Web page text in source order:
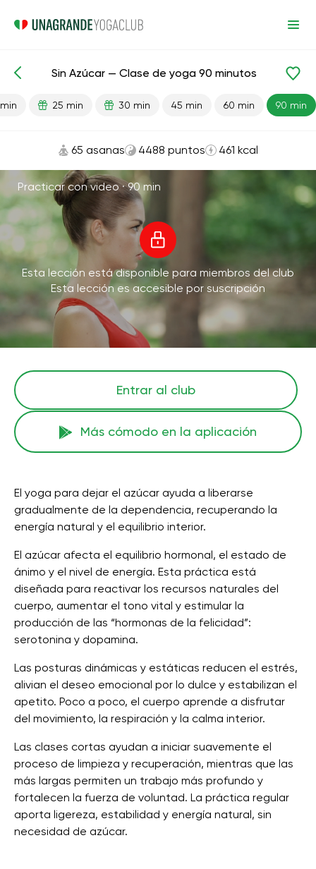
Lecciones preparadas Hábitos
Sin Azúcar — Clase de yoga 90 minutos
25 min 30 min 45 min 60 min 90 min
65 asanas 4488 puntos 461 kcal
Practicar con video ·90 min
Esta lección está disponible para miembros del club
Esta lección es accesible por suscripción
Entrar al club
Más cómodo en la aplicación
El yoga para dejar el azúcar ayuda a liberarse
gradualmente de la dependencia, recuperando la
energía natural y el equilibrio interior.
El azúcar afecta el equilibrio hormonal, el estado de
ánimo y el nivel de energía. Esta práctica está
diseñada para reactivar los recursos naturales del
cuerpo, aumentar el tono vital y estimular la
producción de las “hormonas de la felicidad”:
serotonina y dopamina.
Las posturas dinámicas y estáticas reducen el estrés,
alivian el deseo emocional por lo dulce y estabilizan el
apetito. Poco a poco, el cuerpo aprende a disfrutar
del movimiento, la respiración y la calma interior.
Las clases cortas ayudan a iniciar suavemente el
proceso de limpieza y recuperación, mientras que las
más largas permiten un trabajo más profundo y
fortalecen la fuerza de voluntad. La práctica regular
aporta ligereza, estabilidad y energía natural, sin
necesidad de azúcar.